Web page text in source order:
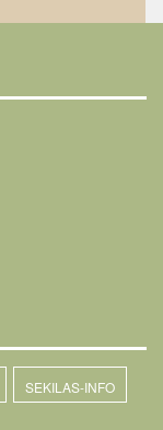
SEKILAS-INFO